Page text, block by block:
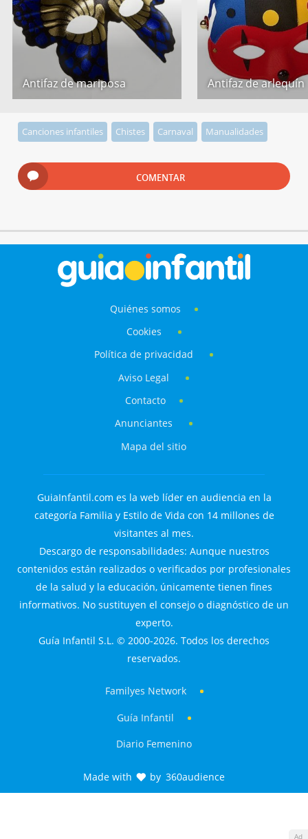
Antifaz de mariposa Antifaz de arlequín
Canciones infantiles Chistes Carnaval Manualidades
COMENTAR
Ad
Quiénes somos
Cookies
Política de privacidad
Aviso Legal
Contacto
Anunciantes
Mapa del sitio
GuiaInfantil.com es la web líder en audiencia en la
categoría Familia y Estilo de Vida con 14 millones de
visitantes al mes.
Descargo de responsabilidades: Aunque nuestros
contenidos están realizados o verificados por profesionales
de la salud y la educación, únicamente tienen fines
informativos. No sustituyen el consejo o diagnóstico de un
experto.
Guía Infantil S.L. © 2000-2026. Todos los derechos
reservados.
Familyes Network
Guía Infantil
Diario Femenino
Made with by 360audience